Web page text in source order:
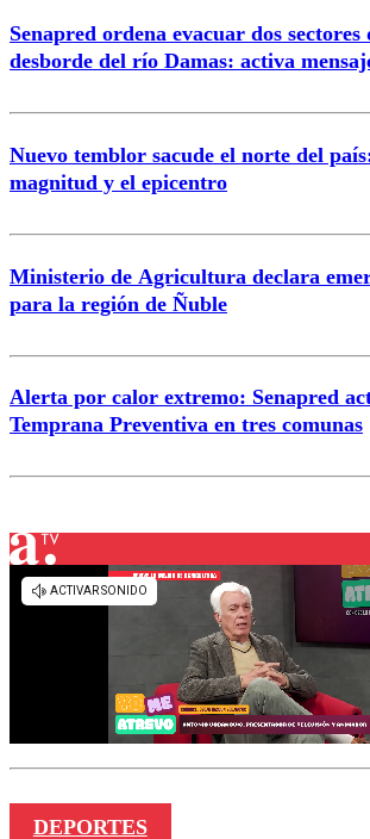
Senapred ordena evacuar dos
desborde del río Damas: activa
Nuevo temblor sacude el norte del
magnitud y el epicentro
Ministerio de Agricultura declara
para la región de Ñuble
Alerta por calor extremo: Senapred
Temprana Preventiva en tres comunas
DEPORTES